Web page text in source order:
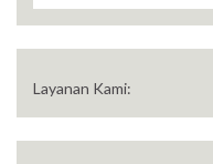
Layanan Kami: